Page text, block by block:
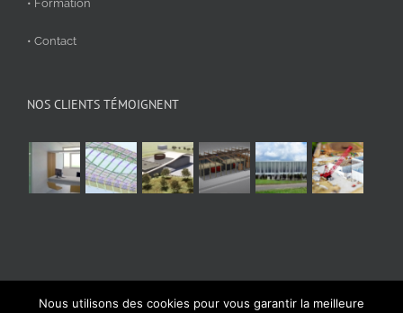
• Formation
• Contact
NOS CLIENTS TÉMOIGNENT
Nous utilisons des cookies pour vous garantir la meilleure